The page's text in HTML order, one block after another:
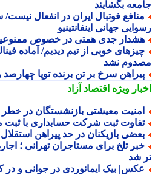
بگشایند
فوتبال ایران در انفعال نیست/
جهانی اینفانتینیو
جدی همتی در خصوص ممنوعیت
خوبی از تیم دیدیم/ آماده
نشد
سرخ بر تن برنده توپا چهارصد و
ویژهاقتصاد آزاد
معیشتی بازنشستگان در خطر
ثبت شرکت حسابداری با ثبت
بازیکنان در حد پیراهن استقلال
شد
بیک ایمانوردی در جوانی و در کنار